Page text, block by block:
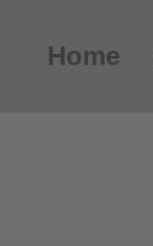
Home